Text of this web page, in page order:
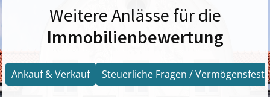
Weitere Anlässe für die
Immobilienbewertung
Ankauf & Verkauf Steuerliche Fragen /